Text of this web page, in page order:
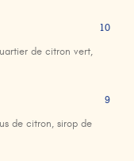
de citron vert,
10
de citron, sirop de
9